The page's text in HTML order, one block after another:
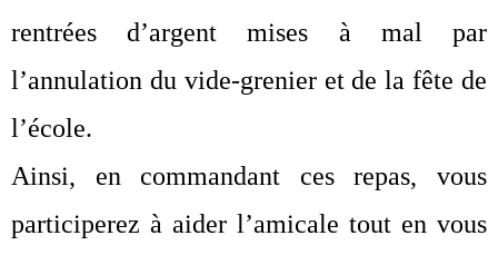
rentrées d’argent mises à mal par
l’annulation du vide-grenier et de la fête de
l’école.
Ainsi, en commandant ces repas, vous
participerez à aider l’amicale tout en vous